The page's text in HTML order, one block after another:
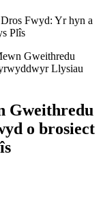
Gweithredu
Llysiau
Gweithredu
o brosiect